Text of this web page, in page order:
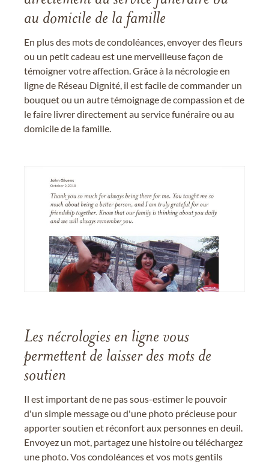
au domicile de la famille
En plus des mots de condoléances, envoyer des fleurs
ou un petit cadeau est une merveilleuse façon de
témoigner votre affection. Grâce à la nécrologie en
ligne de Réseau Dignité, il est facile de commander un
bouquet ou un autre témoignage de compassion et de
le faire livrer directement au service funéraire ou au
domicile de la famille.
Les nécrologies en ligne vous
permettent de laisser des mots de
soutien
Il est important de ne pas sous-estimer le pouvoir
d'un simple message ou d'une photo précieuse pour
apporter soutien et réconfort aux personnes en deuil.
Envoyez un mot, partagez une histoire ou téléchargez
une photo. Vos condoléances et vos mots gentils